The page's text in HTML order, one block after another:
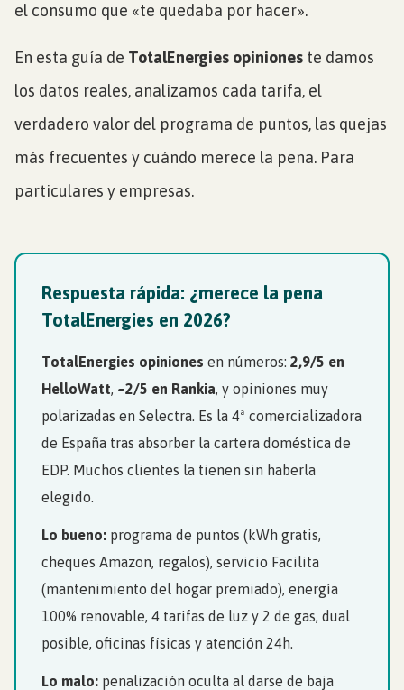
el consumo que «te quedaba por hacer».
En esta guía de TotalEnergies opiniones te damos
los datos reales, analizamos cada tarifa, el
verdadero valor del programa de puntos, las quejas
más frecuentes y cuándo merece la pena. Para
particulares y empresas.
Respuesta rápida: ¿merece la pena
TotalEnergies en 2026?
TotalEnergies opiniones en números: 2,9/5 en
HelloWatt, ~2/5 en Rankia, y opiniones muy
polarizadas en Selectra. Es la 4ª comercializadora
de España tras absorber la cartera doméstica de
EDP. Muchos clientes la tienen sin haberla
elegido.
Lo bueno: programa de puntos (kWh gratis,
cheques Amazon, regalos), servicio Facilita
(mantenimiento del hogar premiado), energía
100% renovable, 4 tarifas de luz y 2 de gas, dual
posible, oficinas físicas y atención 24h.
Lo malo: penalización oculta al darse de baja